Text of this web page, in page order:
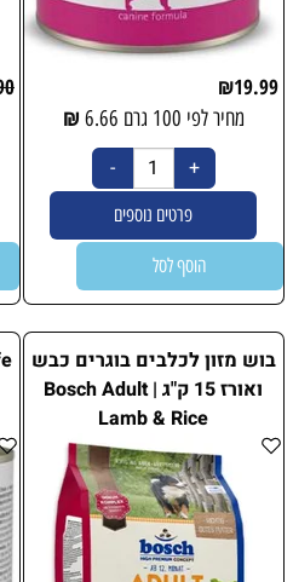
₪19.99
מחיר לפי 100 גרם 6.66
₪
פרטים נוספים
הוסף לסל
בוש מזון לכלבים בוגרים כבש
ואורז 15 ק"ג | Bosch Adult
Lamb & Rice